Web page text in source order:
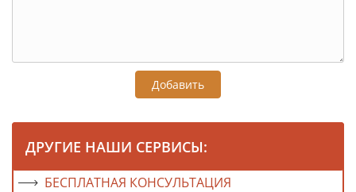
Добавить
ДРУГИЕ НАШИ СЕРВИСЫ:
БЕСПЛАТНАЯ КОНСУЛЬТАЦИЯ